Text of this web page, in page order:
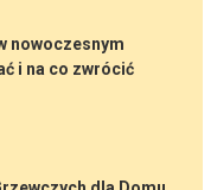
nowoczesnym
i na co zwrócić